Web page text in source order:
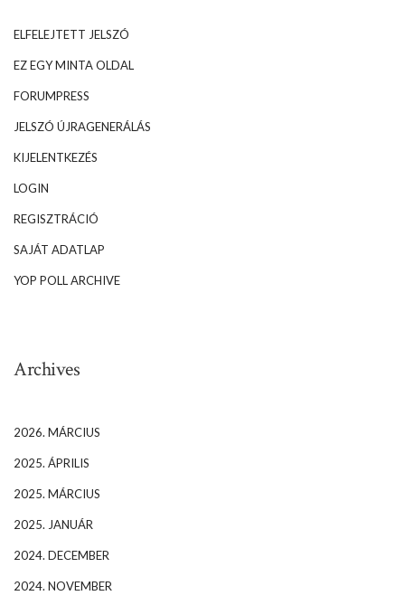
ELFELEJTETT JELSZÓ
EZ EGY MINTA OLDAL
FORUMPRESS
JELSZÓ ÚJRAGENERÁLÁS
KIJELENTKEZÉS
LOGIN
REGISZTRÁCIÓ
SAJÁT ADATLAP
YOP POLL ARCHIVE
Archives
2026. MÁRCIUS
2025. ÁPRILIS
2025. MÁRCIUS
2025. JANUÁR
2024. DECEMBER
2024. NOVEMBER